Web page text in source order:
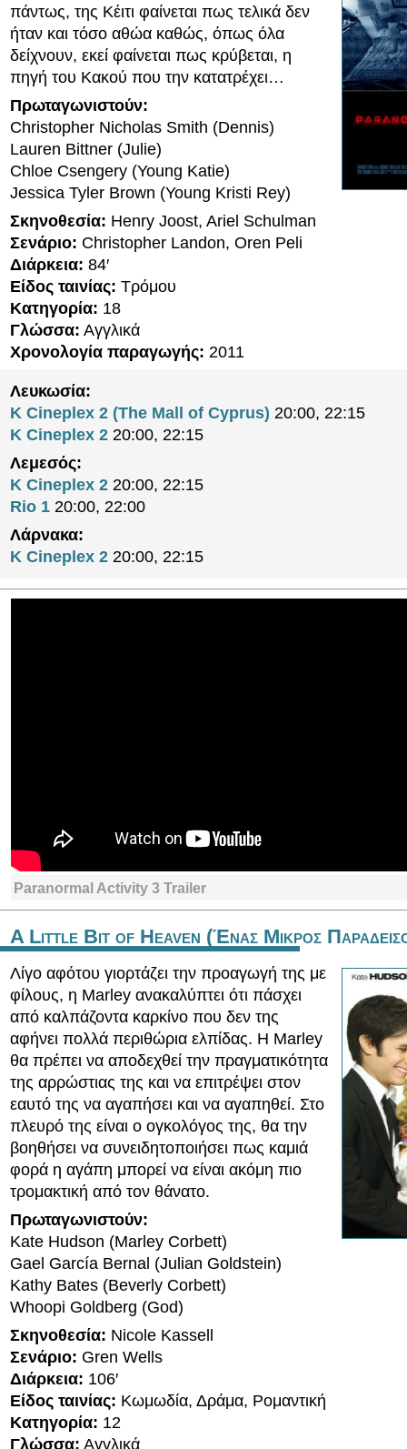
πάντως, της Κέιτι φαίνεται πως τελικά δεν
ήταν και τόσο αθώα καθώς, όπως όλα
δείχνουν, εκεί φαίνεται πως κρύβεται, η
πηγή του Κακού που την κατατρέχει…
Πρωταγωνιστούν:
Christopher Nicholas Smith (Dennis)
Lauren Bittner (Julie)
Chloe Csengery (Young Katie)
Jessica Tyler Brown (Young Kristi Rey)
Σκηνοθεσία: Henry Joost, Ariel Schulman
Σενάριο: Christopher Landon, Oren Peli
Διάρκεια: 84′
Είδος ταινίας: Τρόμου
Κατηγορία: 18
Γλώσσα: Αγγλικά
Χρονολογία παραγωγής: 2011
Λευκωσία:
K Cineplex 2 (The Mall of Cyprus) 20:00, 22:15
K Cineplex 2 20:00, 22:15
Λεμεσός:
K Cineplex 2 20:00, 22:15
Rio 1 20:00, 22:00
Λάρνακα:
K Cineplex 2 20:00, 22:15
Paranormal Activity 3 Trailer
A Little Bit of Heaven (Ένας Μικρος
Λίγο αφότου γιορτάζει την προαγωγή της με
φίλους, η Marley ανακαλύπτει ότι πάσχει
από καλπάζοντα καρκίνο που δεν της
αφήνει πολλά περιθώρια ελπίδας. Η Marley
θα πρέπει να αποδεχθεί την πραγματικότητα
της αρρώστιας της και να επιτρέψει στον
εαυτό της να αγαπήσει και να αγαπηθεί. Στο
πλευρό της είναι ο ογκολόγος της, θα την
βοηθήσει να συνειδητοποιήσει πως καμιά
φορά η αγάπη μπορεί να είναι ακόμη πιο
τρομακτική από τον θάνατο.
Πρωταγωνιστούν:
Kate Hudson (Marley Corbett)
Gael García Bernal (Julian Goldstein)
Kathy Bates (Beverly Corbett)
Whoopi Goldberg (God)
Σκηνοθεσία: Nicole Kassell
Σενάριο: Gren Wells
Διάρκεια: 106′
Είδος ταινίας: Κωμωδία, Δράμα, Ρομαντική
Κατηγορία: 12
Γλώσσα: Αγγλικά